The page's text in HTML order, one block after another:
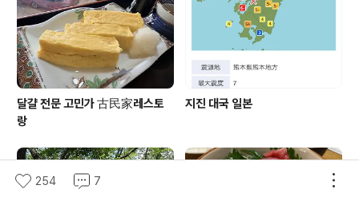
달걀 전문 고민가 古民家레스토
랑
지진 대국 일본
254 7